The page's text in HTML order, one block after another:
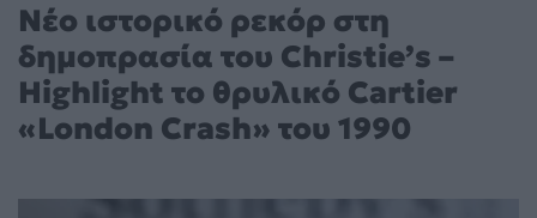
Νέο ιστορικό ρεκόρ στη
δημοπρασία του Christie’s –
Highlight το θρυλικό Cartier
«London Crash» του 1990